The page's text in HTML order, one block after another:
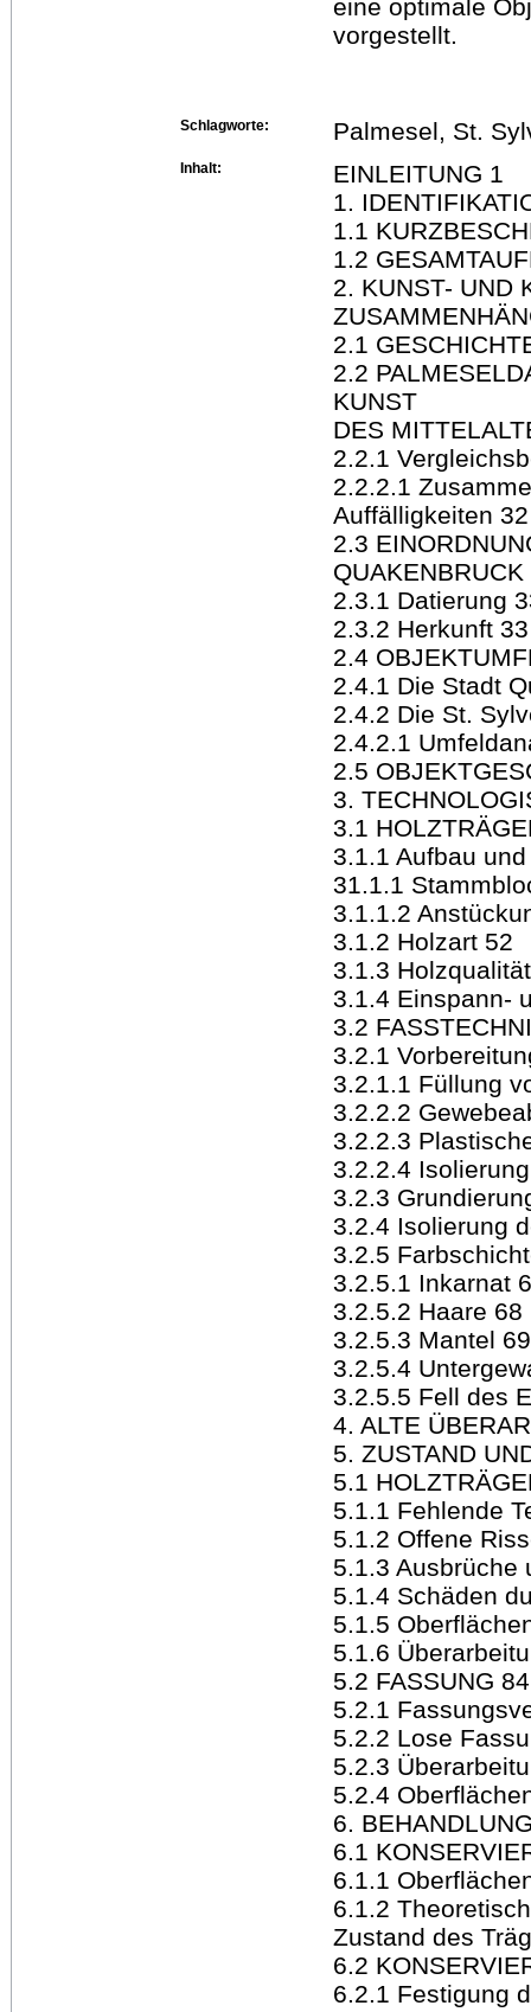
eine optimale
vorgestellt.
Schlagworte: Palmesel, St.
Inhalt:
EINLEITUNG 1
1.
1.1
1.2
2. KUNST- UND
2.1
2.2
KUNST
DES
2.2.1
2.2.2.1
Auffälligkeiten 32
2.3
QUAKENBRUCK
2.3.1 Datierung
2.3.2 Herkunft 33
2.4
2.4.1 Die Stadt
2.4.2 Die St.
2.4.2.1
2.5
3.
3.1
3.1.1 Aufbau
31.1.1
3.1.1.2
3.1.2 Holzart 52
3.1.3
3.1.4 Einspann-
3.2
3.2.1
3.2.1.1 Füllung
3.2.2.2
3.2.2.3
3.2.2.4
3.2.3
3.2.4 Isolierung
3.2.5
3.2.5.1 Inkarnat
3.2.5.2 Haare 68
3.2.5.3 Mantel 69
3.2.5.4
3.2.5.5 Fell des
4. ALTE
5. ZUSTAND
5.1
5.1.1 Fehlende
5.1.2 Offene
5.1.3 Ausbrüche
5.1.4 Schäden
5.1.5
5.1.6
5.2 FASSUNG 84
5.2.1
5.2.2 Lose
5.2.3
5.2.4
6.
6.1
6.1.1
6.1.2
Zustand des
6.2
6.2.1 Festigung